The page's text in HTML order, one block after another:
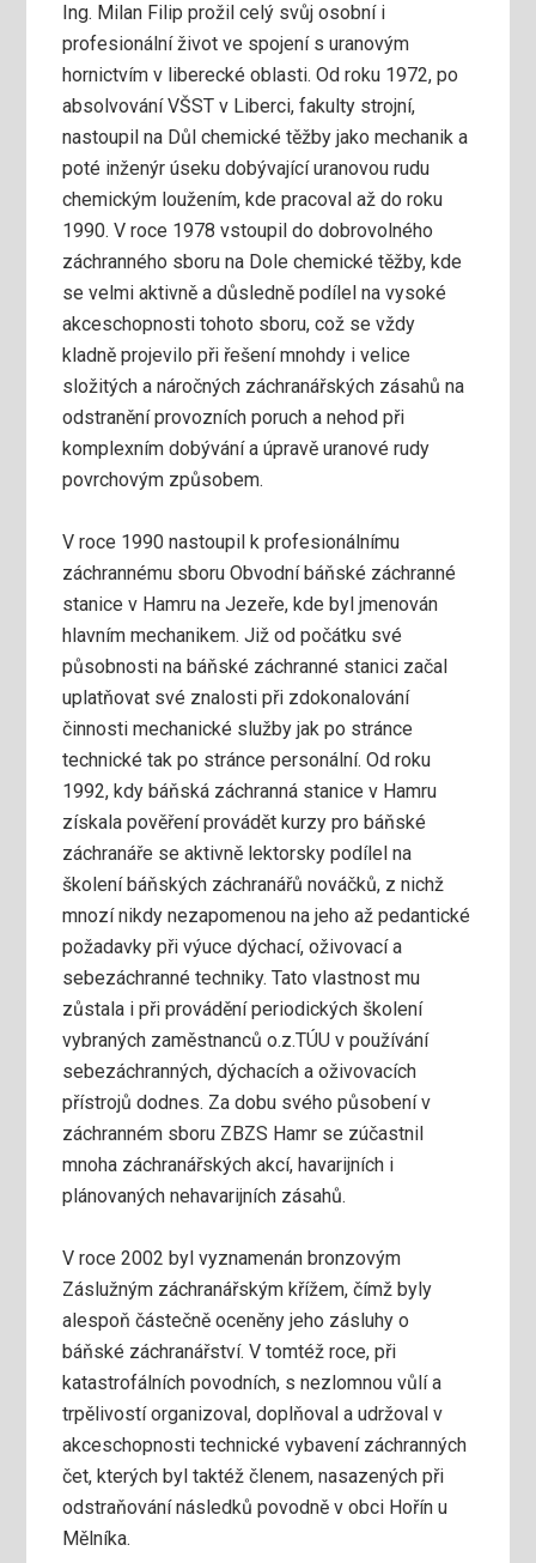
Ing. Milan Filip prožil celý svůj osobní i
profesionální život ve spojení s uranovým
hornictvím v liberecké oblasti. Od roku 1972, po
absolvování VŠST v Liberci, fakulty strojní,
nastoupil na Důl chemické těžby jako mechanik a
poté inženýr úseku dobývající uranovou rudu
chemickým loužením, kde pracoval až do roku
1990. V roce 1978 vstoupil do dobrovolného
záchranného sboru na Dole chemické těžby, kde
se velmi aktivně a důsledně podílel na vysoké
akceschopnosti tohoto sboru, což se vždy
kladně projevilo při řešení mnohdy i velice
složitých a náročných záchranářských zásahů na
odstranění provozních poruch a nehod při
komplexním dobývání a úpravě uranové rudy
povrchovým způsobem.
V roce 1990 nastoupil k profesionálnímu
záchrannému sboru Obvodní báňské záchranné
stanice v Hamru na Jezeře, kde byl jmenován
hlavním mechanikem. Již od počátku své
působnosti na báňské záchranné stanici začal
uplatňovat své znalosti při zdokonalování
činnosti mechanické služby jak po stránce
technické tak po stránce personální. Od roku
1992, kdy báňská záchranná stanice v Hamru
získala pověření provádět kurzy pro báňské
záchranáře se aktivně lektorsky podílel na
školení báňských záchranářů nováčků, z nichž
mnozí nikdy nezapomenou na jeho až pedantické
požadavky při výuce dýchací, oživovací a
sebezáchranné techniky. Tato vlastnost mu
zůstala i při provádění periodických školení
vybraných zaměstnanců o.z.TÚU v používání
sebezáchranných, dýchacích a oživovacích
přístrojů dodnes. Za dobu svého působení v
záchranném sboru ZBZS Hamr se zúčastnil
mnoha záchranářských akcí, havarijních i
plánovaných nehavarijních zásahů.
V roce 2002 byl vyznamenán bronzovým
Záslužným záchranářským křížem, čímž byly
alespoň částečně oceněny jeho zásluhy o
báňské záchranářství. V tomtéž roce, při
katastrofálních povodních, s nezlomnou vůlí a
trpělivostí organizoval, doplňoval a udržoval v
akceschopnosti technické vybavení záchranných
čet, kterých byl taktéž členem, nasazených při
odstraňování následků povodně v obci Hořín u
Mělníka.